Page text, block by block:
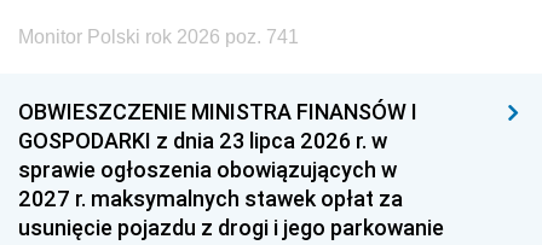
Monitor Polski rok 2026 poz. 741
OBWIESZCZENIE MINISTRA FINANSÓW I
GOSPODARKI z dnia 23 lipca 2026 r. w
sprawie ogłoszenia obowiązujących w
2027 r. maksymalnych stawek opłat za
usunięcie pojazdu z drogi i jego parkowanie